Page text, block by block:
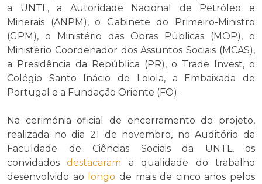
a UNTL, a Autoridade Nacional de Petróleo e
Minerais (ANPM), o Gabinete do Primeiro-Ministro
(GPM), o Ministério das Obras Públicas (MOP), o
Ministério Coordenador dos Assuntos Sociais (MCAS),
a Presidência da República (PR), o Trade Invest, o
Colégio Santo Inácio de Loiola, a Embaixada de
Portugal e a Fundação Oriente (FO).
Na cerimónia oficial de encerramento do projeto,
realizada no dia 21 de novembro, no Auditório da
Faculdade de Ciências Sociais da UNTL, os
convidadosdestacaram a qualidade do trabalho
desenvolvido ao
longo de mais de cinco anos pelos